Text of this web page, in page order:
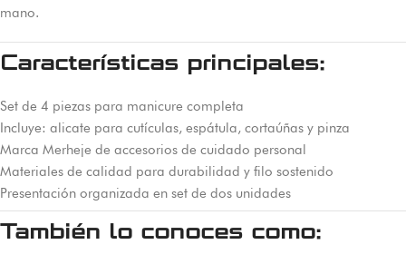
mano.
Características principales:
Set de 4 piezas para manicure completa
Incluye: alicate para cutículas, espátula, cortaúñas y pinza
Marca Merheje de accesorios de cuidado personal
Materiales de calidad para durabilidad y filo sostenido
Presentación organizada en set de dos unidades
También lo conoces como: